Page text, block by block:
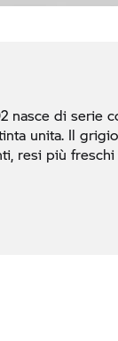
nasce di serie
unita. Il grigio
resi più freschi